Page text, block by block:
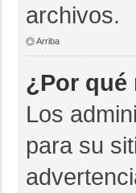
archivos.
Arriba
¿Por qué
Los
para su